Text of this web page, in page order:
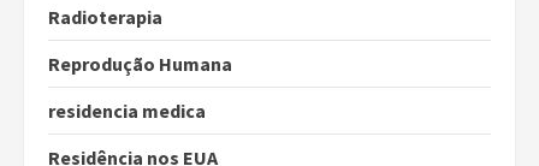
Radioterapia
Reprodução Humana
residencia medica
Residência nos EUA